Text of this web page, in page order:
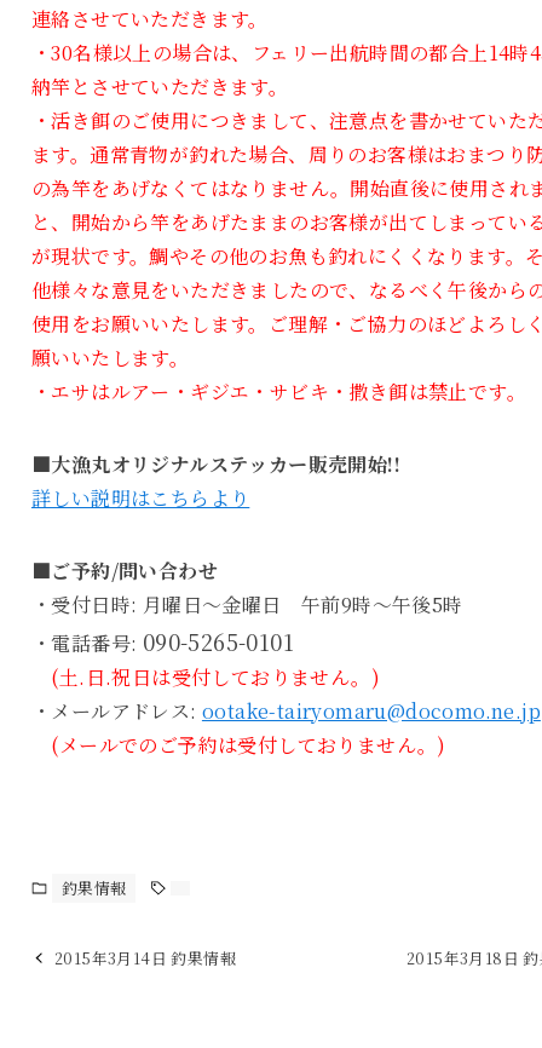
連絡させていただきます。
・30名様以上の場合は、フェリー出航時間の都合上14時
納竿とさせていただきます。
・活き餌のご使用につきまして、注意点を書かせていた
ます。通常青物が釣れた場合、周りのお客様はおまつり
の為竿をあげなくてはなりません。開始直後に使用され
と、開始から竿をあげたままのお客様が出てしまってい
が現状です。鯛やその他のお魚も釣れにくくなります。
他様々な意見をいただきましたので、なるべく午後から
使用をお願いいたします。ご理解・ご協力のほどよろし
願いいたします。
・エサはルアー・ギジエ・サビキ・撒き餌は禁止です。
■大漁丸オリジナルステッカー販売開始!!
詳しい説明はこちらより
■ご予約/問い合わせ
・受付日時: 月曜日～金曜日 午前9時～午後5時
・電話番号: 090-5265-0101
(土.日.祝日は受付しておりません。)
・メールアドレス: ootake-tairyomaru@docomo.ne.jp
(メールでのご予約は受付しておりません。)
釣果情報
2015年3月14日 釣果情報 2015年3月18日